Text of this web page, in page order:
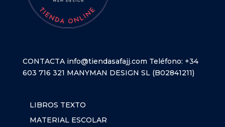
CONTACTA info@tiendasafajj.com Teléfono: +34
603 716 321 MANYMAN DESIGN SL (B02841211)
LIBROS TEXTO
MATERIAL ESCOLAR